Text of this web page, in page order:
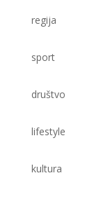
regija
sport
društvo
lifestyle
kultura